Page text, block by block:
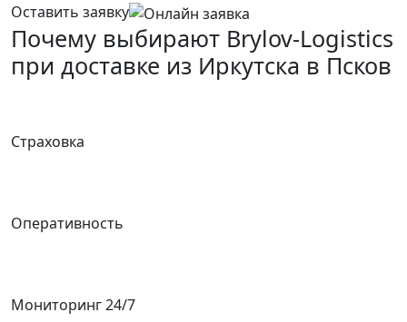
Оставить заявку
Почему выбирают Brylov-Logistics
при доставке из Иркутска в Псков
Страховка
Оперативность
Мониторинг 24/7